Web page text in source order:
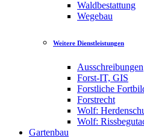
Waldbestattung
Wegebau
Weitere Dienstleistungen
Ausschreibungen
Forst-IT, GIS
Forstliche
Forstrecht
Wolf:
Wolf:
Gartenbau